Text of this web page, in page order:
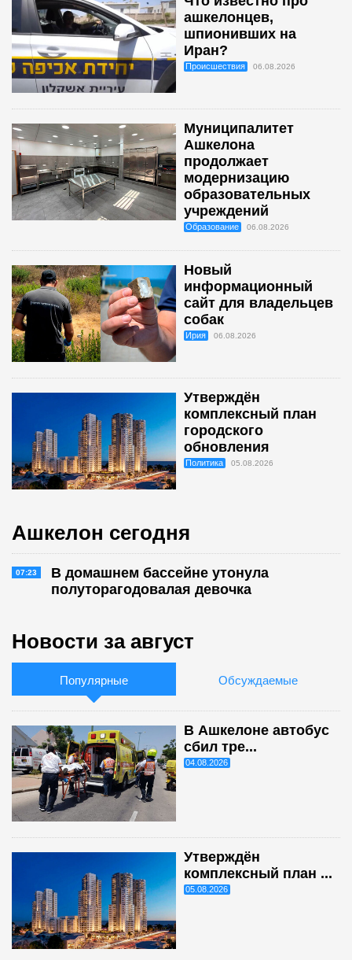
ашкелонцев,
шпионивших на
Иран?
Происшествия 06.08.2026
Муниципалитет
Ашкелона
продолжает
модернизацию
образовательных
учреждений
Образование 06.08.2026
Новый
информационный
сайт для владельцев
собак
Ирия 06.08.2026
Утверждён
комплексный план
городского
обновления
Политика 05.08.2026
Ашкелон сегодня
07:23
В домашнем бассейне утонула
полуторагодовалая девочка
Новости за август
Популярные Обсуждаемые
В Ашкелоне автобус
сбил тре...
04.08.2026
Утверждён
комплексный план ...
05.08.2026